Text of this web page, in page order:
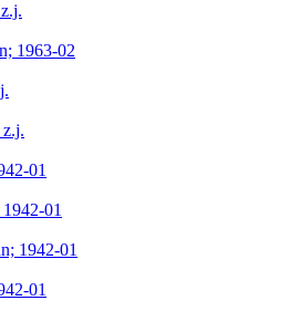
1963-02
z.j.
01
01
1942-01
01